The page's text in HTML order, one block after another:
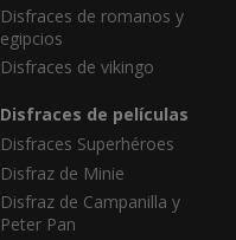
Disfraces de romanos y
egipcios
Disfraces de vikingo
Disfraces de películas
Disfraces Superhéroes
Disfraz de Minie
Disfraz de Campanilla y
Peter Pan